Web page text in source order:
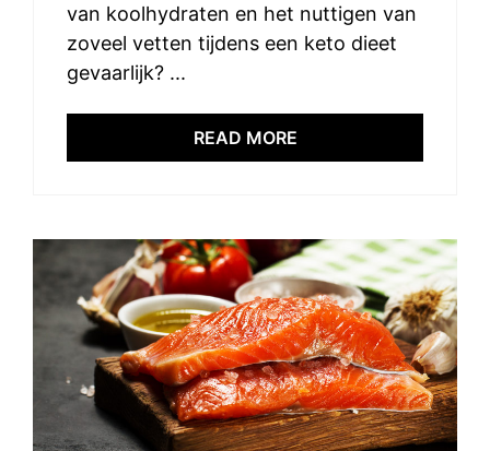
van koolhydraten en het nuttigen van
zoveel vetten tijdens een keto dieet
gevaarlijk? ...
READ MORE